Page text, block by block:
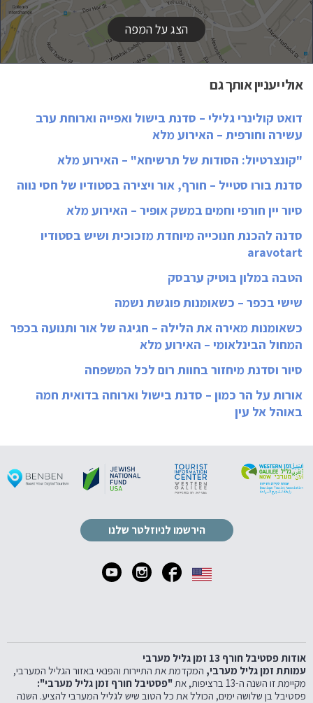
הצג על המפה
אולי יעניין אותך גם
דואט קולינרי גלילי – סדנת בישול ואפייה וארוחת ערב
עשירה וחורפית – האירוע מלא
"קונצרטיול: הסודות של תרשיחא" – האירוע מלא
סדנת בורו סטייל – חורף, אור ויצירה בסטודיו של חסי נווה
סיור יין חורפי וחמים במשק אופיר – האירוע מלא
סדנה להכנת חנוכייה מיוחדת מזכוכית ושיש בסטודיו
aravotart
הטבה במלון בוטיק ערבסק
שישי בכפר – כשאומנות פוגשת נשמה
כשאומנות מאירה את הלילה – חגיגה של אור ותנועה בכפר
המחול הבינלאומי – האירוע מלא
סיור וסדנת מיחזור בחוות רום לכל המשפחה
אורות על הר כמון – סדנת בישול וארוחה בדואית חמה
באוהל אל עין
הירשמו לניוזלטר שלנו
אודות פסטיבל חורף 13 זמן גליל מערבי
עמותת זמן גליל מערבי, המקדמת את התיירות והפנאי באזור הגליל המערבי,
מקיימת זו השנה ה-13 ברציפות, את
"פסטיבל חורף זמן גליל מערבי":
פסטיבל בן שלושה ימים, הכולל את כל הטוב שיש לגליל המערבי להציע. השנה